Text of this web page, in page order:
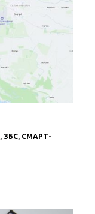
,ЗБС, СМАРТ-